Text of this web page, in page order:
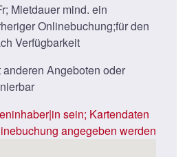
Mietdauer mind. ein
Onlinebuchung;für den
Verfügbarkeit
anderen Angeboten oder
sein; Kartendaten
angegeben werden